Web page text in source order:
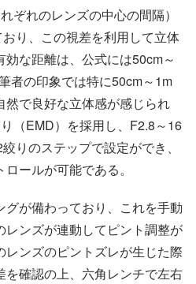
ぞれのレンズの中心の間隔）
り、この視差を利用して立体
な距離は、公式には50cm～
者の印象では特に50cm～1m
然で良好な立体感が感じられ
（EMD）を採用し、F2.8～16
りのステップで設定ができ、
ールが可能である。
グが備わっており、これを手動
レンズが連動してピント調整が
ンズのピントズレが生じた際
を確認の上、六角レンチで左右